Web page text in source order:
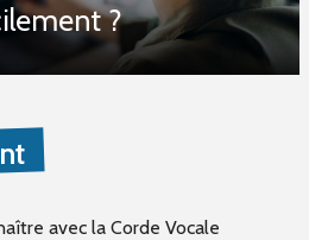
?
avec la Corde Vocale